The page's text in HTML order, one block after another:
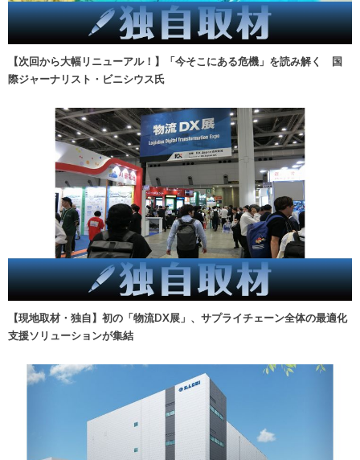
【次回から大幅リニューアル！】「今そこにある危機」を読み解く 国
際ジャーナリスト・ビニシウス氏
【現地取材・独自】初の「物流DX展」、サプライチェーン全体の最適化
支援ソリューションが集結